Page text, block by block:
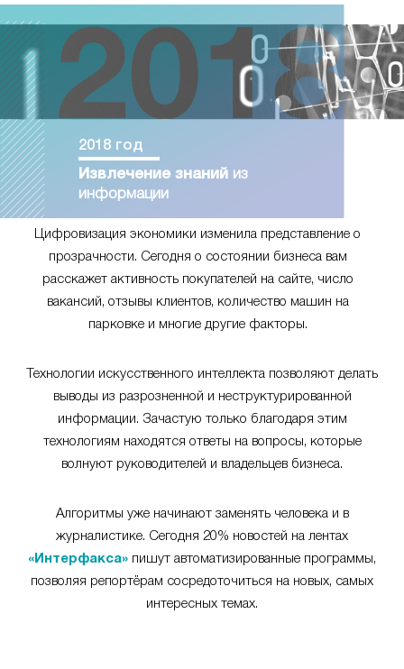
2018 год
Извлечение знаний из
информации
Цифровизация экономики изменила представление о
прозрачности. Сегодня о состоянии бизнеса вам
расскажет активность покупателей на сайте, число
вакансий, отзывы клиентов, количество машин на
парковке и многие другие факторы.
Технологии искусственного интеллекта позволяют делать
выводы из разрозненной и неструктурированной
информации. Зачастую только благодаря этим
технологиям находятся ответы на вопросы, которые
волнуют руководителей и владельцев бизнеса.
Алгоритмы уже начинают заменять человека и в
журналистике. Сегодня 20% новостей на лентах
«Интерфакса» пишут автоматизированные программы,
позволяя репортёрам сосредоточиться на новых, самых
интересных темах.